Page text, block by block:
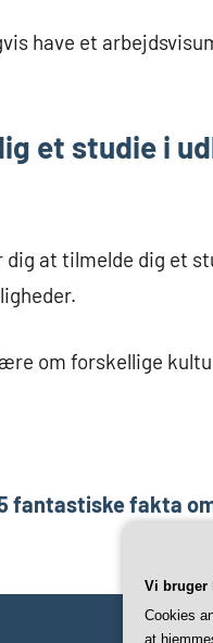
have et
et studie i
at tilmelde dig et
om forskellige
fantastiske fakta
Vi bruger
Cookies
at